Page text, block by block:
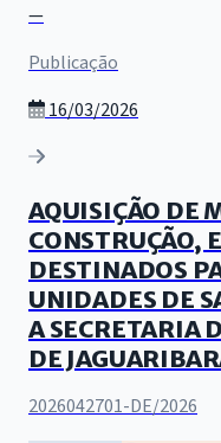
—
Publicação
16/03/2026
AQUISIÇÃO DE
CONSTRUÇÃO,
DESTINADOS
UNIDADES DE
A SECRETARIA
DE
2026042701-DE/2026